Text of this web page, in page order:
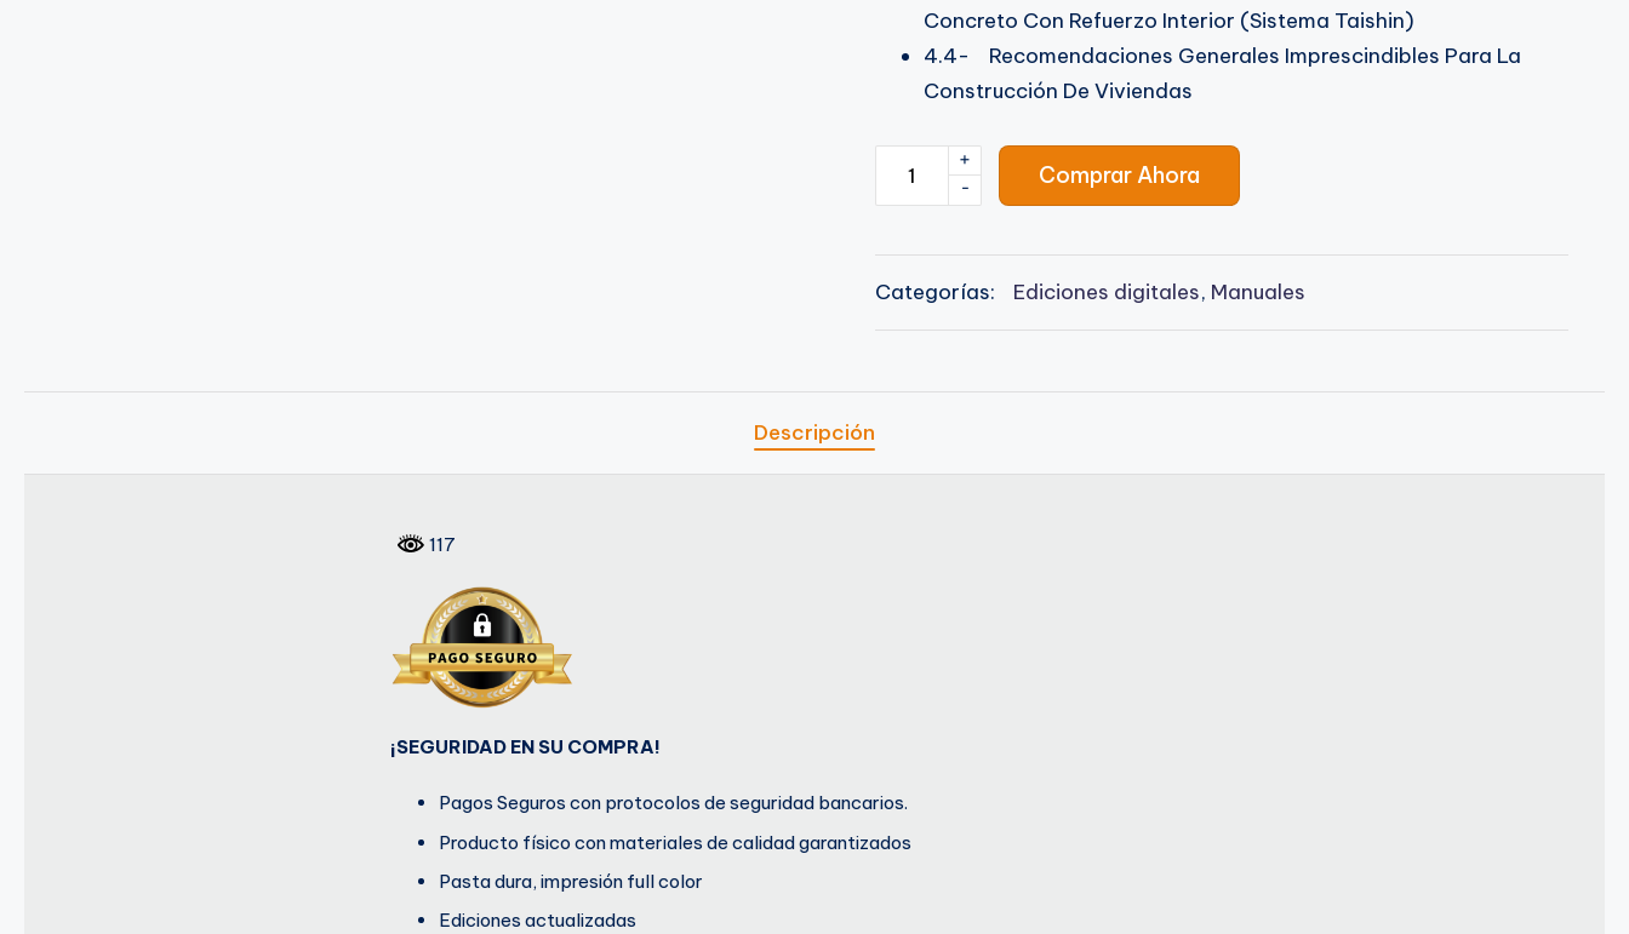
Concreto Con Refuerzo Interior (Sistema Taishin)
4.4- Recomendaciones Generales Imprescindibles Para La
Construcción De Viviendas
-
+
Comprar Ahora
Categorías: Ediciones digitales, Manuales
Descripción
117
¡SEGURIDAD EN SU COMPRA!
Pagos Seguros con protocolos de seguridad bancarios.
Producto físico con materiales de calidad garantizados
Pasta dura, impresión full color
Ediciones actualizadas